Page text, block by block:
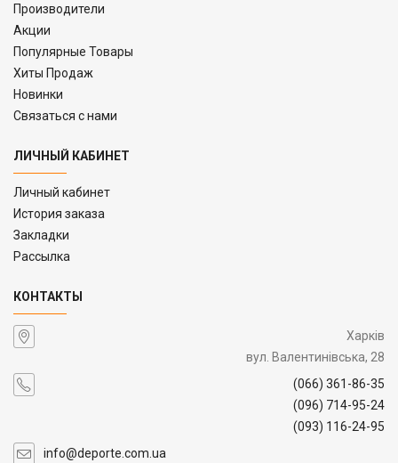
Производители
Акции
Популярные Товары
Хиты Продаж
Новинки
Связаться с нами
ЛИЧНЫЙ КАБИНЕТ
Личный кабинет
История заказа
Закладки
Рассылка
КОНТАКТЫ
Харків
вул. Валентинівська, 28
(066) 361-86-35
(096) 714-95-24
(093) 116-24-95
info@deporte.com.ua